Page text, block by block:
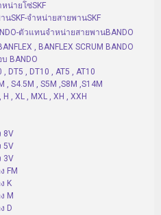
หน่ายโซ่SKF
นSKF-จำหน่ายสายพานSKF
ตัวแทนจำหน่ายสายพานBANDO
, BANFLEX SCRUM BANDO
BANDO
DT5 , DT10 , AT5 , AT10
, S4.5M , S5M ,S8M ,S14M
, XL , MXL , XH , XXH
8V
5V
3V
FM
K
M
D